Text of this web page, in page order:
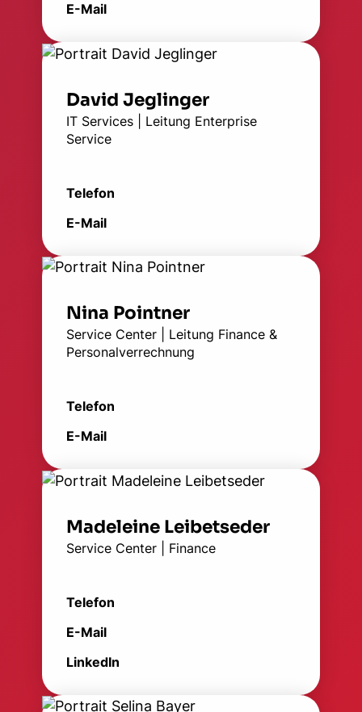
E-Mail
David Jeglinger
IT Services | Leitung Enterprise
Service
Telefon
E-Mail
Nina Pointner
Service Center | Leitung Finance &
Personalverrechnung
Telefon
E-Mail
Madeleine Leibetseder
Service Center | Finance
Telefon
E-Mail
LinkedIn